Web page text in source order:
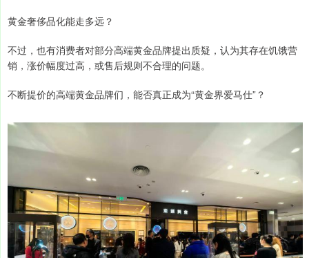
黄金奢侈品化能走多远？
不过，也有消费者对部分高端黄金品牌提出质疑，认为其存在饥饿营
销，涨价幅度过高，或售后规则不合理的问题。
不断提价的高端黄金品牌们，能否真正成为“黄金界爱马仕”？